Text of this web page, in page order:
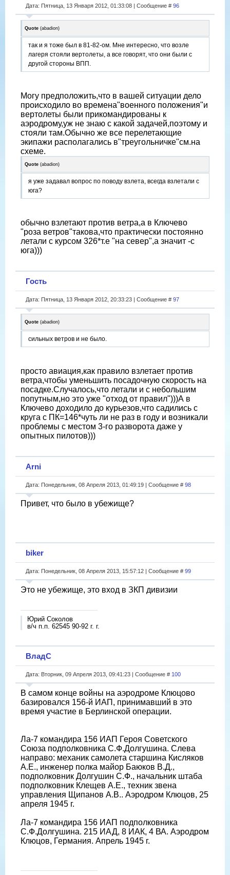
Дата: Пятница, 13 Января 2012, 01:33:08 | Сообщение # 96
Quote (abadion)
так и я тоже был в 81-82-ом. Мне интересно, что возле
лагеря стояли вертолеты, а все говорят, что они были с
другой стороны ВПП.
Могу предположить,что в вашей ситуации дело
происходило во времена"военного положения"и
вертолеты были прикомандированы к
аэродрому,уж не знаю с какой задачей,поэтому и
стояли там.Обычно же все перелетающие
экипажи располагались в"треугольничке"см.на
схеме.
Quote (abadion)
я уже задавал вопрос по поводу взлета, всегда взлетали с
юга?
обычно взлетают против ветра,а в Ключево
"роза ветров"такова,что практически постоянно
летали с курсом 326*т.е "на север",а значит -с
юга)))
Гость
Дата: Пятница, 13 Января 2012, 20:33:23 | Сообщение # 97
Quote (abadion)
сильных ветров и не было.
просто авиация,как правило взлетает против
ветра,чтобы уменьшить посадочную скорость на
посадке.Случалось,что летали и с небольшим
попутным,но это уже "отход от правил")))А в
Ключево доходило до курьезов,что садились с
круга с ПК=146*чуть ли не раз в году и возникали
проблемы с местом 3-го разворота даже у
опытных пилотов)))
Arni
Дата: Понедельник, 08 Апреля 2013, 01:49:19 | Сообщение # 98
Привет, что было в убежище?
biker
Дата: Понедельник, 08 Апреля 2013, 15:57:12 | Сообщение # 99
Это не убежище, это вход в ЗКП дивизии
Юрий Соколов
в/ч п.п. 62545 90-92 г. г.
ВладС
Дата: Вторник, 09 Апреля 2013, 09:41:23 | Сообщение # 100
В самом конце войны на аэродроме Клюцово
базировался 156-й ИАП, принимавший в это
время участие в Берлинской операции.
Ла-7 командира 156 ИАП Героя Советского
Союза подполковника С.Ф.Долгушина. Слева
направо: механик самолета старшина Кисляков
А.Е., инженер полка майор Баюков В.Д.,
подполковник Долгушин С.Ф., начальник штаба
подполковник Клещев А.Е., техник звена
управления Щипанов А.В.. Аэродром Клюцов, 25
апреля 1945 г.
Ла-7 командира 156 ИАП подполковника
С.Ф.Долгушина. 215 ИАД, 8 ИАК, 4 ВА. Аэродром
Клюцов, Германия. Апрель 1945 г.